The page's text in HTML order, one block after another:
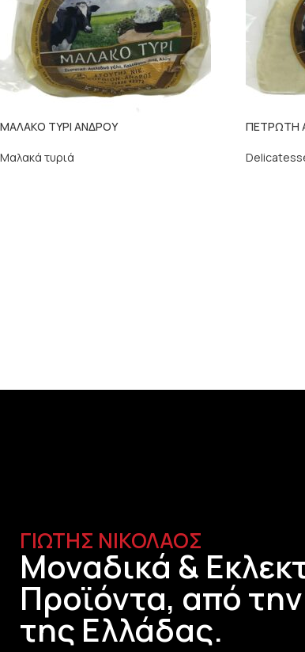
ΜΑΛΑΚΟ ΤΥΡΙ ΑΝΔΡΟΥ
Μαλακά τυριά
ΠΕΤΡΩΤΗ
ΓΙΩΤΗΣ ΝΙΚΟΛΑΟΣ
Μοναδικά &
Προϊόντα, από
της Ελλάδας.